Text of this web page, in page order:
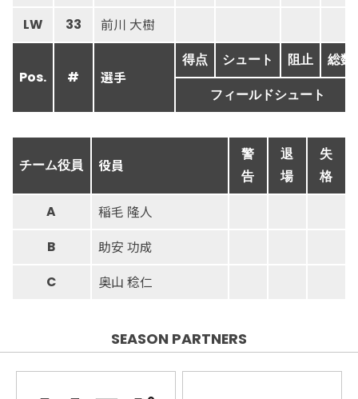
LW 33 前川 大樹
Pos. # 選手
得点 シュート 阻止 総数
フィールドシュート
チーム役員 役員
警
告
退
場
失
格
A 稲毛 隆人
B 助安 功成
C 奥山 稔仁
SEASON PARTNERS